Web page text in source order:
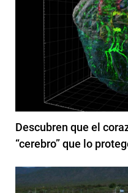
Descubren que el
“cerebro” que lo